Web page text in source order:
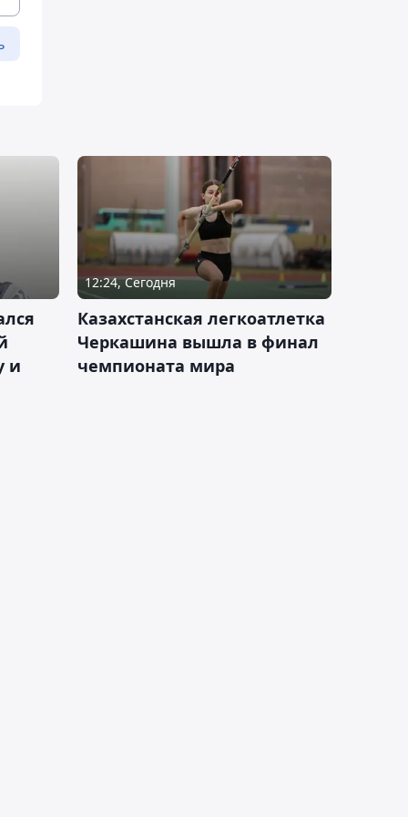
и
12:24, Сегодня
Казахстанская легкоатлетка
Черкашина вышла в финал
чемпионата мира